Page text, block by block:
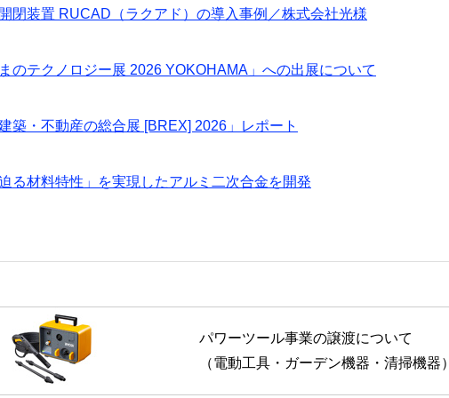
閉装置 RUCAD（ラクアド）の導入事例／株式会社光様
のテクノロジー展 2026 YOKOHAMA」への出展について
築・不動産の総合展 [BREX] 2026」レポート
る材料特性」を実現したアルミ二次合金を開発
パワーツール事業の譲渡について
（電動工具・ガーデン機器・清掃機器）